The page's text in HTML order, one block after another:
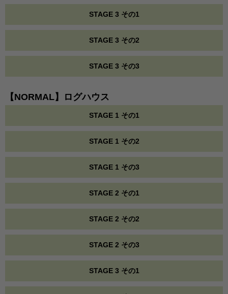
STAGE 3 その1
STAGE 3 その2
STAGE 3 その3
【NORMAL】ログハウス
STAGE 1 その1
STAGE 1 その2
STAGE 1 その3
STAGE 2 その1
STAGE 2 その2
STAGE 2 その3
STAGE 3 その1